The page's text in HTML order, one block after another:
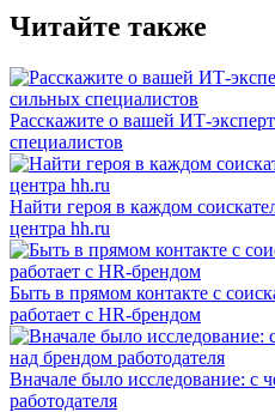
Читайте также
Расскажите о вашей ИТ-
специалистов
Найти героя в каждом
центра hh.ru
Быть в прямом контакте с
работает с HR-брендом
Вначале было исследование: с
работодателя